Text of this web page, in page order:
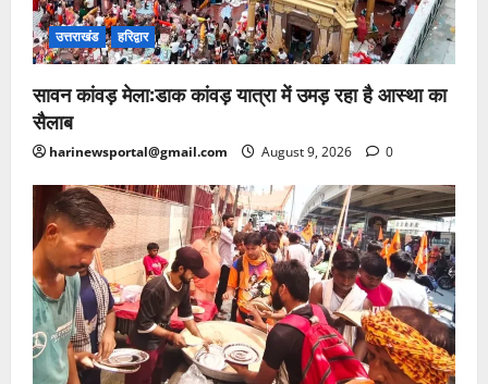
उत्तराखंड हरिद्वार
सावन कांवड़ मेला:डाक कांवड़ यात्रा में उमड़ रहा है आस्था का
सैलाब
harinewsportal@gmail.com August 9, 2026 0